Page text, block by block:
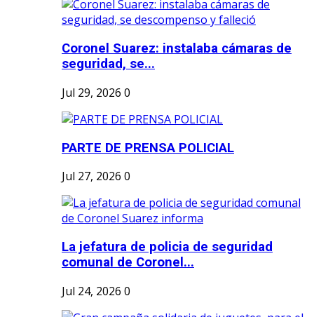
Coronel Suarez: instalaba cámaras de
seguridad, se...
Jul 29, 2026 0
PARTE DE PRENSA POLICIAL
Jul 27, 2026 0
La jefatura de policia de seguridad
comunal de Coronel...
Jul 24, 2026 0